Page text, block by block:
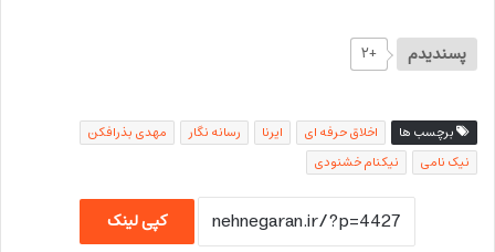
پسندیدم +۲
برچسب ها اخلاق حرفه ای ایرنا رسانه نگار
مهدی بذرافکن
نیک نامی
نیکنام خشنودی
کپی لینک